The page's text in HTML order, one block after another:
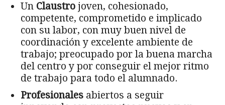
Un Claustro joven, cohesionado,
competente, comprometido e implicado
con su labor, con muy buen nivel de
coordinación y excelente ambiente de
trabajo; preocupado por la buena marcha
del centro y por conseguir el mejor ritmo
de trabajo para todo el alumnado.
Profesionales abiertos a seguir